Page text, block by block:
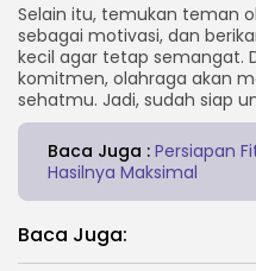
Selain itu, temukan teman
sebagai motivasi, dan
kecil agar tetap semangat.
komitmen, olahraga akan
sehatmu. Jadi, sudah siap
Baca Juga : Persiapan
Hasilnya Maksimal
Baca Juga: